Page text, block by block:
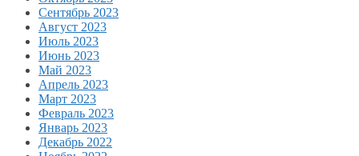
Сентябрь 2023
Август 2023
Июль 2023
Июнь 2023
Май 2023
Апрель 2023
Март 2023
Февраль 2023
Январь 2023
Декабрь 2022